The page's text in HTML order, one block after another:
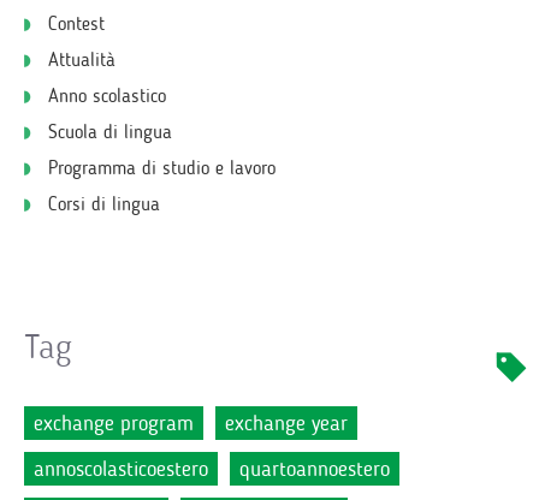
Contest
Attualità
Anno scolastico
Scuola di lingua
Programma di studio e lavoro
Corsi di lingua
Tag
exchange program
exchange year
annoscolasticoestero
quartoannoestero